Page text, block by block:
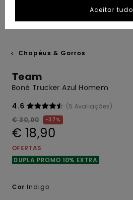
Chapéus & Gorros
Team
Boné Trucker Azul Homem
4.6
(5 Avaliações)
€ 30,00
37%
€ 18,90
OFERTAS
DUPLA PROMO 10% EXTRA
Cor Indigo
Aceitar tudo